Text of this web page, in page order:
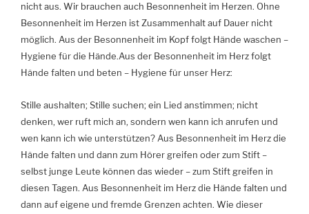
nicht aus. Wir brauchen auch Besonnenheit im Herzen. Ohne
Besonnenheit im Herzen ist Zusammenhalt auf Dauer nicht
möglich. Aus der Besonnenheit im Kopf folgt Hände waschen –
Hygiene für die Hände.Aus der Besonnenheit im Herz folgt
Hände falten und beten – Hygiene für unser Herz:
Stille aushalten; Stille suchen; ein Lied anstimmen; nicht
denken, wer ruft mich an, sondern wen kann ich anrufen und
wen kann ich wie unterstützen? Aus Besonnenheit im Herz die
Hände falten und dann zum Hörer greifen oder zum Stift –
selbst junge Leute können das wieder – zum Stift greifen in
diesen Tagen. Aus Besonnenheit im Herz die Hände falten und
dann auf eigene und fremde Grenzen achten. Wie dieser